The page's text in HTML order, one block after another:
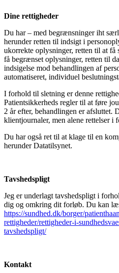
Dine rettigheder
Du har – med begrænsninger iht
herunder retten til indsigt i
ukorrekte oplysninger, retten til at få
få begrænset oplysninger, retten til
indsigelse mod behandlingen af
automatiseret, individuel
I forhold til sletning er denne
Patientsikkerheds regler til at føre
2 år efter, behandlingen er afsluttet.
klientjournaler, men alene rettelser i
Du har også ret til at klage til en
herunder Datatilsynet.
Tavshedspligt
Jeg er underlagt tavshedspligt i
dig og omkring dit forløb. Du kan
https://sundhed.dk/borger/
rettigheder/rettigheder-i-
tavshedspligt/
Kontakt